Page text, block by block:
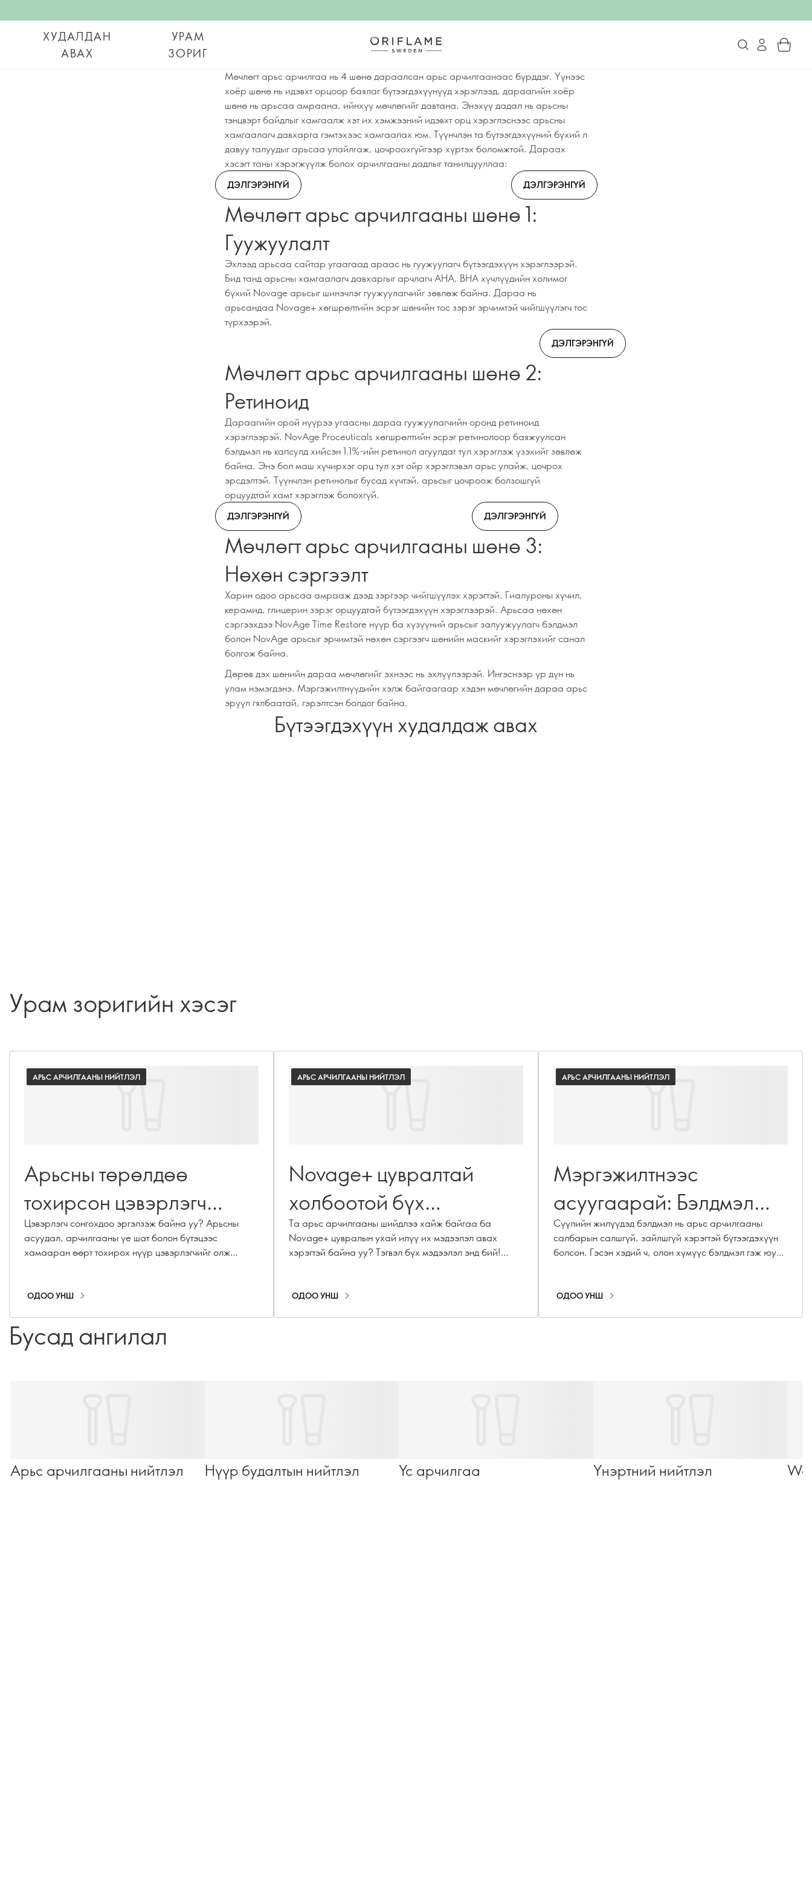
ХУДАЛДАН
АВАХ
УРАМ
ЗОРИГ
Мөчлөгт арьс арчилгаа нь 4 шөнө дараалсан арьс арчилгаанаас бүрддэг. Үүнээс
хоёр шөнө нь идэвхт орцоор баялаг бүтээгдэхүүнүүд хэрэглээд, дараагийн хоёр
шөнө нь арьсаа амраана, ийнхүү мөчлөгийг давтана. Энэхүү дадал нь арьсны
тэнцвэрт байдлыг хамгаалж хэт их хэмжээний идэвхт орц хэрэглэснээс арьсны
хамгаалагч давхарга гэмтэхээс хамгаалах юм. Түүнчлэн та бүтээгдэхүүний бүхий л
давуу талуудыг арьсаа улайлгаж, цочроохгүйгээр хүртэх боломжтой. Дараах
хэсэгт таны хэрэгжүүлж болох арчилгааны дадлыг танилцууллаа:
ДЭЛГЭРЭНГҮЙ ДЭЛГЭРЭНГҮЙ
Мөчлөгт арьс арчилгааны шөнө 1:
Гуужуулалт
Эхлээд арьсаа сайтар угаагаад араас нь гуужуулагч бүтээгдэхүүн хэрэглээрэй.
Бид танд арьсны хамгаалагч давхаргыг арчлагч AHA, BHA хүчлүүдийн холимог
бүхий Novage арьсыг шинэчлэг гуужуулагчийг зөвлөж байна. Дараа нь
арьсандаа Novage+ хөгшрөлтийн эсрэг шөнийн тос зэрэг эрчимтэй чийгшүүлэгч тос
түрхээрэй.
ДЭЛГЭРЭНГҮЙ
Мөчлөгт арьс арчилгааны шөнө 2:
Ретиноид
Дараагийн орой нүүрээ угаасны дараа гуужуулагчийн оронд ретиноид
хэрэглээрэй. NovAge Proceuticals хөгшрөлтийн эсрэг ретинолоор баяжуулсан
бэлдмэл нь капсулд хийсэн 1.1%-ийн ретинол агуулдаг тул хэрэглэж үзэхийг зөвлөж
байна. Энэ бол маш хүчирхэг орц тул хэт ойр хэрэглэвэл арьс улайж, цочрох
эрсдэлтэй. Түүнчлэн ретинолыг бусад хүчтэй, арьсыг цочроож болзошгүй
орцуудтай хамт хэрэглэж болохгүй.
ДЭЛГЭРЭНГҮЙ ДЭЛГЭРЭНГҮЙ
Мөчлөгт арьс арчилгааны шөнө 3:
Нөхөн сэргээлт
Харин одоо арьсаа амрааж дээд зэргээр чийгшүүлэх хэрэгтэй. Гиалуроны хүчил,
керамид, глицерин зэрэг орцуудтай бүтээгдэхүүн хэрэглээрэй. Арьсаа нөхөн
сэргээхдээ NovAge Time Restore нүүр ба хүзүүний арьсыг залуужуулагч бэлдмэл
болон NovAge арьсыг эрчимтэй нөхөн сэргээгч шөнийн маскийг хэрэглэхийг санал
болгож байна.
Дөрөв дэх шөнийн дараа мөчлөгийг эхнээс нь эхлүүлээрэй. Ингэснээр үр дүн нь
улам нэмэгдэнэ. Мэргэжилтнүүдийн хэлж байгаагаар хэдэн мөчлөгийн дараа арьс
эрүүл гялбаатай, гэрэлтсэн болдог байна.
Бүтээгдэхүүн худалдаж авах
Урам зоригийн хэсэг
АРЬС АРЧИЛГААНЫ НИЙТЛЭЛ
Арьсны төрөлдөө
тохирсон цэвэрлэгч
сонгох нь арьсны тань
харагдах байдал,
мэдрэмжид маш их
нөлөөтэй. Гол нь арьсаа
хэт хуурайшуулахгүй,
Цэвэрлэгч сонгохдоо эргэлзэж байна уу? Арьсны
асуудал, арчилгааны үе шат болон бүтэцээс
хамааран өөрт тохирох нүүр цэвэрлэгчийг олж
ОДОО УНШ
АРЬС АРЧИЛГААНЫ НИЙТЛЭЛ
Novage+ цувралтай
холбоотой бүх
асуултуудад тань манай
арьс арчилгааны
мэргэжилтэн хариулж
байна
Та арьс арчилгааны шийдлээ хайж байгаа ба
Novage+ цувралын ухай илүү их мэдээлэл авах
хэрэгтэй байна уу? Тэгвэл бүх мэдээлэл энд бий!
арчилгааны мэргэжилтэн Каролин Шарпентьер таны
ОДОО УНШ
АРЬС АРЧИЛГААНЫ НИЙТЛЭЛ
Мэргэжилтнээс
асуугаарай: Бэлдмэл
яагаад хэрэгтэй вэ?
Сүүлийн жилүүдэд бэлдмэл нь арьс арчилгааны
салбарын салшгүй, зайлшгүй хэрэгтэй бүтээгдэхүүн
болсон. Гэсэн хэдий ч, олон хүмүүс бэлдмэл гэж юу
талуудын талаар мэдээлэл авахаар бид Oriflame-ийн
ОДОО УНШ
Бусад ангилал
Арьс арчилгааны нийтлэл Нүүр будалтын нийтлэл Үс арчилгаа Үнэртний нийтлэл